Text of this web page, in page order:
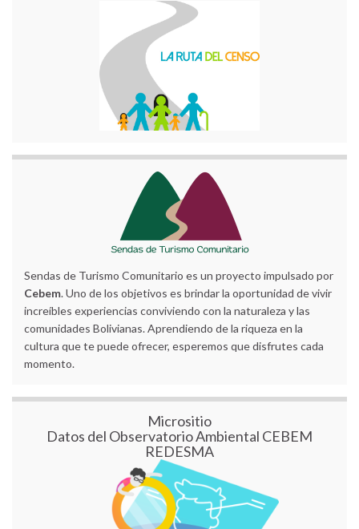
Sendas de Turismo Comunitario es un proyecto impulsado por
Cebem. Uno de los objetivos es brindar la oportunidad de vivir
increíbles experiencias conviviendo con la naturaleza y las
comunidades Bolivianas. Aprendiendo de la riqueza en la
cultura que te puede ofrecer, esperemos que disfrutes cada
momento.
Micrositio
Datos del Observatorio Ambiental CEBEM
REDESMA